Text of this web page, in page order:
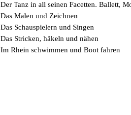
Der Tanz in all seinen Facetten. Ballett,
Das Malen und Zeichnen
Das Schauspielern und Singen
Das Stricken, häkeln und nähen
Im Rhein schwimmen und Boot fahren